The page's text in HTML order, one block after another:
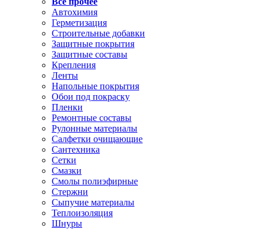
Автохимия
Герметизация
Строительные добавки
Защитные покрытия
Защитные составы
Крепления
Ленты
Напольные покрытия
Обои под покраску
Пленки
Ремонтные составы
Рулонные материалы
Салфетки очищающие
Сантехника
Сетки
Смазки
Смолы полиэфирные
Стержни
Сыпучие материалы
Теплоизоляция
Шнуры